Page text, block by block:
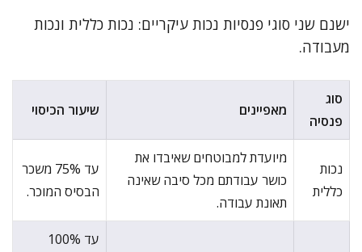
ישנם שני סוגי פנסיות נכות עיקריים: נכות כללית ונכות
מעבודה.
סוג
פנסיה
מאפיינים שיעור הכיסוי
נכות
כללית
מיועדת למבוטחים שאיבדו את
כושר עבודתם מכל סיבה שאינה
תאונת עבודה.
עד 75% משכר
הבסיס המוכר.
עד 100%